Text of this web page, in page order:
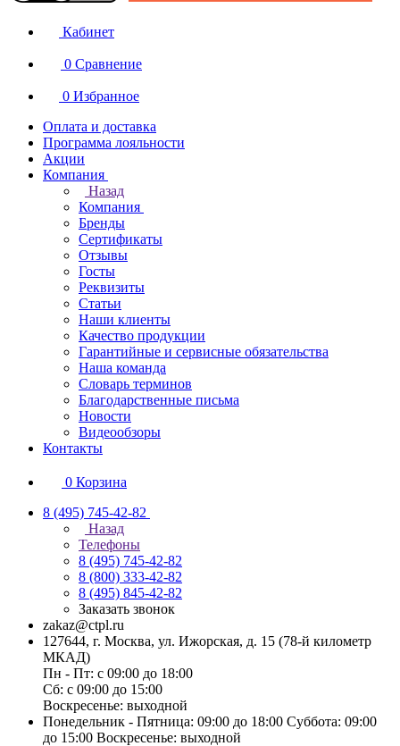
Кабинет
0 Сравнение
0 Избранное
Оплата и доставка
Программа лояльности
Акции
Компания
Назад
Компания
Бренды
Сертификаты
Отзывы
Госты
Реквизиты
Статьи
Наши клиенты
Качество продукции
Гарантийные и сервисные обязательства
Наша команда
Словарь терминов
Благодарственные письма
Новости
Видеообзоры
Контакты
0 Корзина
8 (495) 745-42-82
Назад
Телефоны
8 (495) 745-42-82
8 (800) 333-42-82
8 (495) 845-42-82
Заказать звонок
zakaz@ctpl.ru
127644, г. Москва, ул. Ижорская, д. 15 (78-й километр
МКАД)
Пн - Пт: с 09:00 до 18:00
Сб: с 09:00 до 15:00
Воскресенье: выходной
Понедельник - Пятница: 09:00 до 18:00 Суббота: 09:00
до 15:00 Воскресенье: выходной